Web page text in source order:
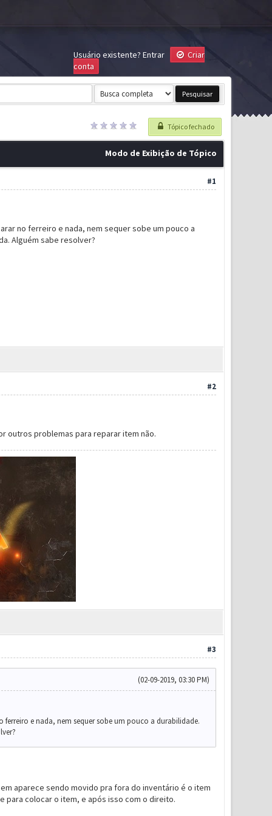
Usuário existente? Entrar
Criar
conta
Tópico fechado
Modo de Exibição de Tópico
#1
no ferreiro e nada, nem sequer sobe um pouco a
Alguém sabe resolver?
#2
outros problemas para reparar item não.
#3
(02-09-2019, 03:30 PM)
e nada, nem sequer sobe um pouco a durabilidade.
aparece sendo movido pra fora do inventário é o item
para colocar o item, e após isso com o direito.